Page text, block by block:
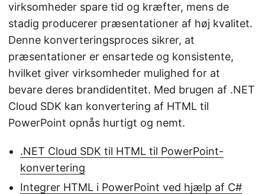
virksomheder spare tid og kræfter, mens de
stadig producerer præsentationer af høj kvalitet.
Denne konverteringsproces sikrer, at
præsentationer er ensartede og konsistente,
hvilket giver virksomheder mulighed for at
bevare deres brandidentitet. Med brugen af .NET
Cloud SDK kan konvertering af HTML til
PowerPoint opnås hurtigt og nemt.
.NET Cloud SDK til HTML til PowerPoint-
konvertering
Integrer HTML i PowerPoint ved hjælp af C#